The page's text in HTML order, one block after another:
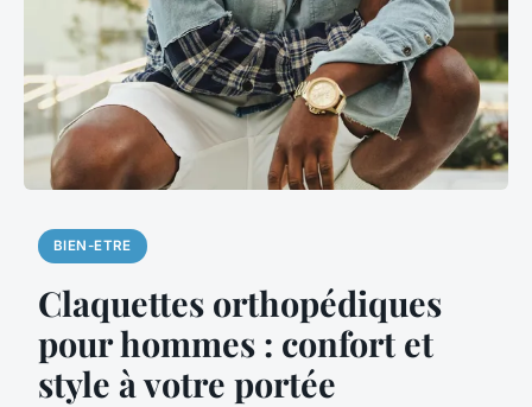
BIEN-ETRE
Claquettes orthopédiques
pour hommes : confort et
style à votre portée